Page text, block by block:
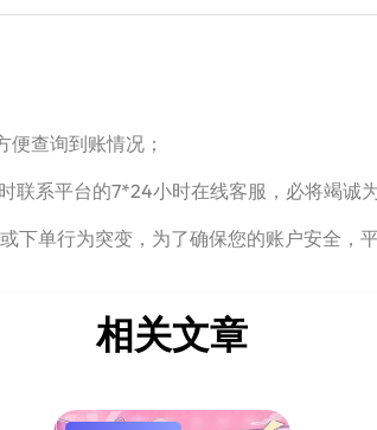
查询到账情况；
系平台的7*24小时在线客服，必将竭诚
单行为突变，为了确保您的账户安全，
相关文章